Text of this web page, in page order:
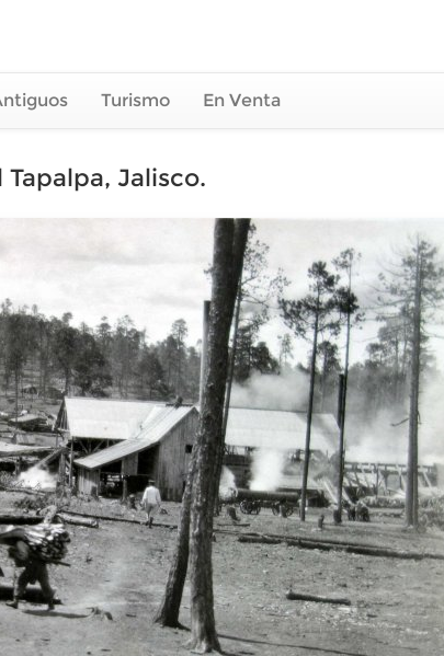
Turismo En Venta
Jalisco.